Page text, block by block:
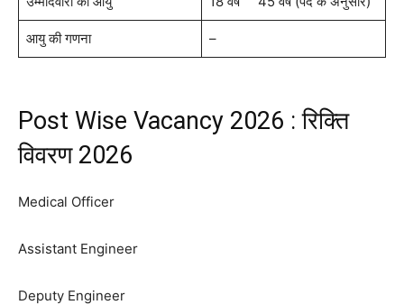
आयु की गणना –
Post Wise Vacancy 2026 : रिक्ति
विवरण 2026
Medical Officer
Assistant Engineer
Deputy Engineer